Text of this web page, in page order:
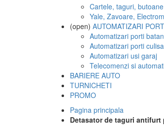
Cartele, taguri, butoane
Yale, Zavoare,
(open) AUTOMATIZARI
Automatizari porti
Automatizari porti
Automatizari usi garaj
Telecomenzi si
BARIERE AUTO
TURNICHETI
PROMO
Pagina principala
Detasator de taguri antifurt